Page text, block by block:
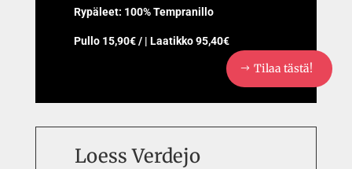
Rypäleet: 100% Tempranillo
Pullo 15,90€ / | Laatikko 95,40€
Tilaa tästä!
Loess Verdejo